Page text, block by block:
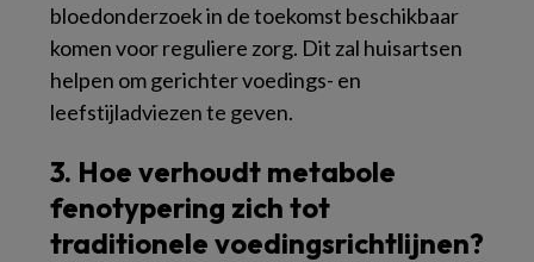
bloedonderzoek in de toekomst beschikbaar
komen voor reguliere zorg. Dit zal huisartsen
helpen om gerichter voedings- en
leefstijladviezen te geven.
3. Hoe verhoudt metabole
fenotypering zich tot
traditionele voedingsrichtlijnen?